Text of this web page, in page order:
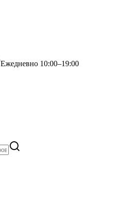
Ежедневно 10:00–19:00